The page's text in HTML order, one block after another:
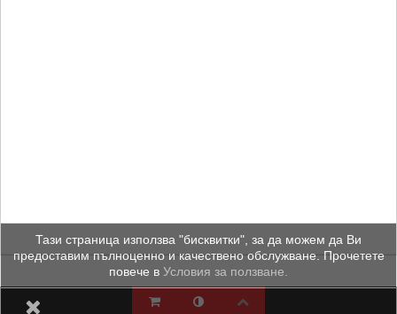
Тази страница използва "бисквитки", за да можем да Ви
предоставим пълноценно и качествено обслужване. Прочетете
повече в Условия за ползване.